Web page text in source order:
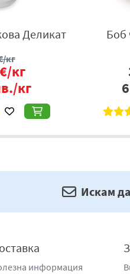
Деликат
кг
€/кг
кг
Боб
Искам
информация